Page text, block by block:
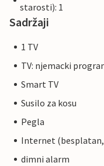
starosti): 1
Sadržaji
1 TV
TV: njemacki
Smart TV
Susilo za kosu
Pegla
Internet
dimni alarm